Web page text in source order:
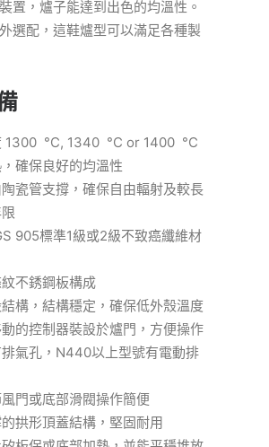
置，爐子能達到出色的均溫性。
選配，這鞋爐型可以滿足各種製
1300 °C, 1340 °C or 1400 °C
確保良好的均溫性
瓷管支撐，確保自由輻射及較長
905標準1級或2級不致癌纖維材
不銹鋼板構成
構，結構穩定，確保低外殼溫度
的控制器裝設於爐門，方便操作
氣孔，N440以上型號有電動排
門或底部滑閥操作簡便
拱形頂蓋結構，堅固耐用